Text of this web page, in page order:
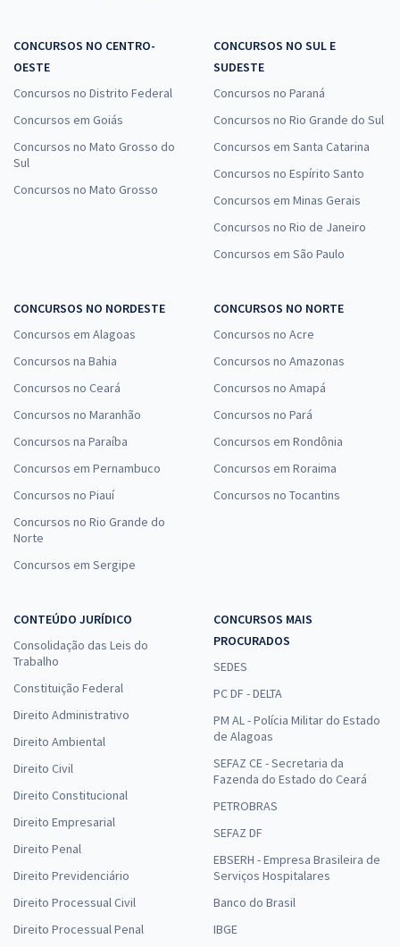
CONCURSOS NO CENTRO-
OESTE
Concursos no Distrito Federal
Concursos em Goiás
Concursos no Mato Grosso do
Sul
Concursos no Mato Grosso
CONCURSOS NO SUL E
SUDESTE
Concursos no Paraná
Concursos no Rio Grande do Sul
Concursos em Santa Catarina
Concursos no Espírito Santo
Concursos em Minas Gerais
Concursos no Rio de Janeiro
Concursos em São Paulo
CONCURSOS NO NORDESTE
Concursos em Alagoas
Concursos na Bahia
Concursos no Ceará
Concursos no Maranhão
Concursos na Paraíba
Concursos em Pernambuco
Concursos no Piauí
Concursos no Rio Grande do
Norte
Concursos em Sergipe
CONCURSOS NO NORTE
Concursos no Acre
Concursos no Amazonas
Concursos no Amapá
Concursos no Pará
Concursos em Rondônia
Concursos em Roraima
Concursos no Tocantins
CONTEÚDO JURÍDICO
Consolidação das Leis do
Trabalho
Constituição Federal
Direito Administrativo
Direito Ambiental
Direito Civil
Direito Constitucional
Direito Empresarial
Direito Penal
Direito Previdenciário
Direito Processual Civil
Direito Processual Penal
CONCURSOS MAIS
PROCURADOS
SEDES
PC DF - DELTA
PM AL - Polícia Militar do Estado
de Alagoas
SEFAZ CE - Secretaria da
Fazenda do Estado do Ceará
PETROBRAS
SEFAZ DF
EBSERH - Empresa Brasileira de
Serviços Hospitalares
Banco do Brasil
IBGE